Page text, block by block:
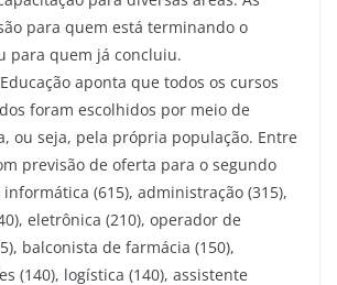
para quem está terminando o
para quem já concluiu.
aponta que todos os cursos
foram escolhidos por meio de
ou seja, pela própria população. Entre
previsão de oferta para o segundo
(615), administração (315),
eletrônica (210), operador de
balconista de farmácia (150),
(140), logística (140), assistente